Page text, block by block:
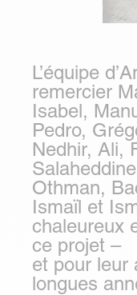
L’équipe
remercier
Isabel,
Pedro,
Nedhir, Ali,
Othman,
Ismaïl et
chaleureux
ce projet –
et pour leur
longues